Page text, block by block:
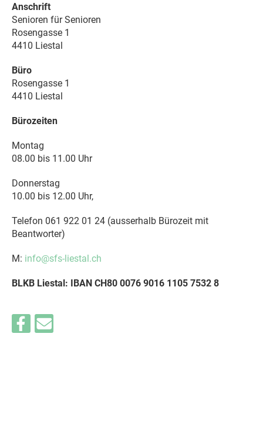
Anschrift
Senioren für Senioren
Rosengasse 1
4410 Liestal
Büro
Rosengasse 1
4410 Liestal
Bürozeiten
Montag
08.00 bis 11.00 Uhr
Donnerstag
10.00 bis 12.00 Uhr,
Telefon 061 922 01 24 (ausserhalb Bürozeit mit
Beantworter)
M: info@sfs-liestal.ch
BLKB Liestal: IBAN CH80 0076 9016 1105 7532 8